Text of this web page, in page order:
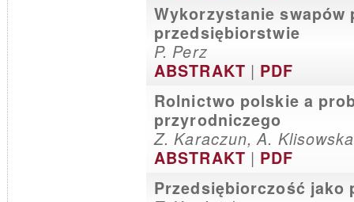
Wykorzystanie swapów
przedsiębiorstwie
P. Perz
ABSTRAKT | PDF
Rolnictwo polskie a
przyrodniczego
Z. Karaczun, A.
ABSTRAKT | PDF
Przedsiębiorczość jako